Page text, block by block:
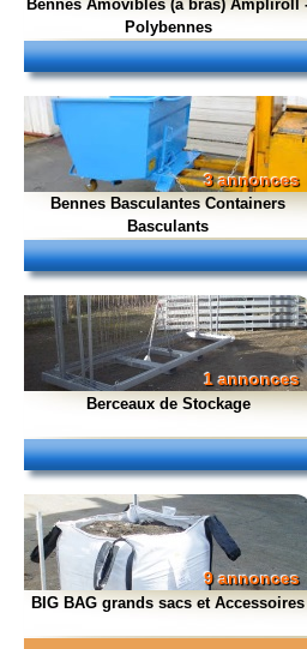
Bennes Amovibles (à bras) Ampliroll
Polybennes
3 annonces
Bennes Basculantes Containers
Basculants
1 annonces
Berceaux de Stockage
9 annonces
BIG BAG grands sacs et Accessoires